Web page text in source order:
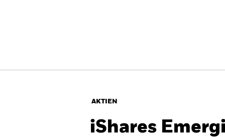
United Kingdom United States
AKTIEN
iShares